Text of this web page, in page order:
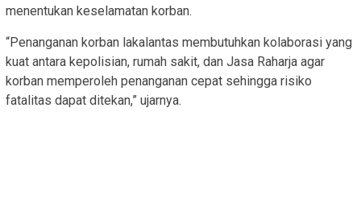
menentukan keselamatan korban.
“Penanganan korban lakalantas membutuhkan kolaborasi yang
kuat antara kepolisian, rumah sakit, dan Jasa Raharja agar
korban memperoleh penanganan cepat sehingga risiko
fatalitas dapat ditekan,” ujarnya.